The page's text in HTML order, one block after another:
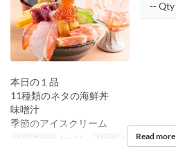
本日の１品
11種類のネタの海鮮丼
味噌汁
季節のアイスクリーム
Valid Dates Apr 01 ~ Meals LunchRead more